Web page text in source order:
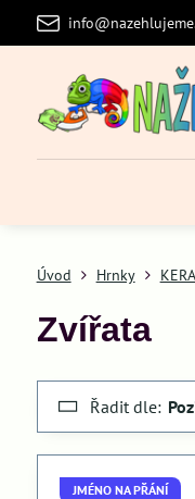
Úvod Hrnky
Zvířata
Řadit dle:
JMÉNO NA PŘÁNÍ